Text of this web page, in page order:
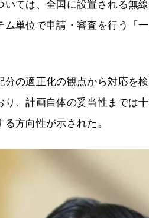
ては、全国に設置される無
単位で申請・審査を行う「
の適正化の観点から対応を
、計画自体の妥当性までは
方向性が示された。